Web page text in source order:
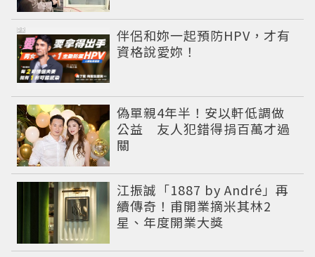
伴侶和妳一起預防HPV，才有
資格說愛妳！
PR
偽單親4年半！安以軒低調做
公益 友人犯錯得捐百萬才過
關
江振誠「1887 by André」再
續傳奇！甫開業摘米其林2
星、年度開業大獎